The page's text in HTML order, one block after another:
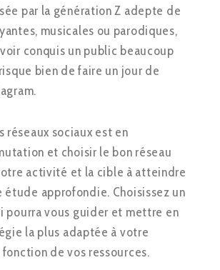
par la génération Z adepte de
musicales ou parodiques,
conquis un public beaucoup
bien de faire un jour de
réseaux sociaux est en
et choisir le bon réseau
activité et la cible à atteindre
étude approfondie. Choisissez un
pourra vous guider et mettre en
la plus adaptée à votre
de vos ressources.